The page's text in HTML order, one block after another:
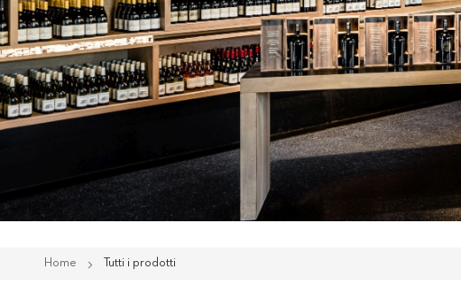
Home Tutti i prodotti